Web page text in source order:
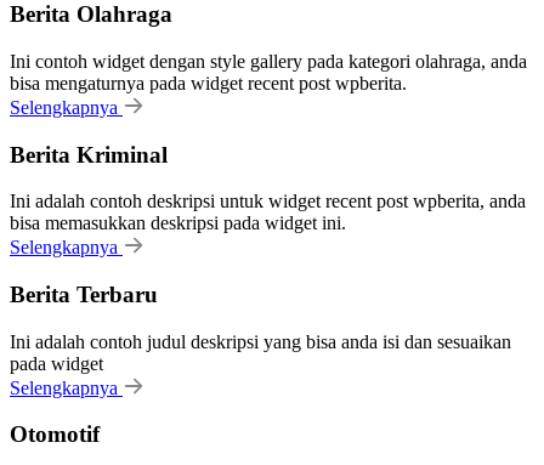
Berita Olahraga
Ini contoh widget dengan style gallery pada kategori olahraga, anda
bisa mengaturnya pada widget recent post wpberita.
Selengkapnya
Berita Kriminal
Ini adalah contoh deskripsi untuk widget recent post wpberita, anda
bisa memasukkan deskripsi pada widget ini.
Selengkapnya
Berita Terbaru
Ini adalah contoh judul deskripsi yang bisa anda isi dan sesuaikan
pada widget
Selengkapnya
Otomotif